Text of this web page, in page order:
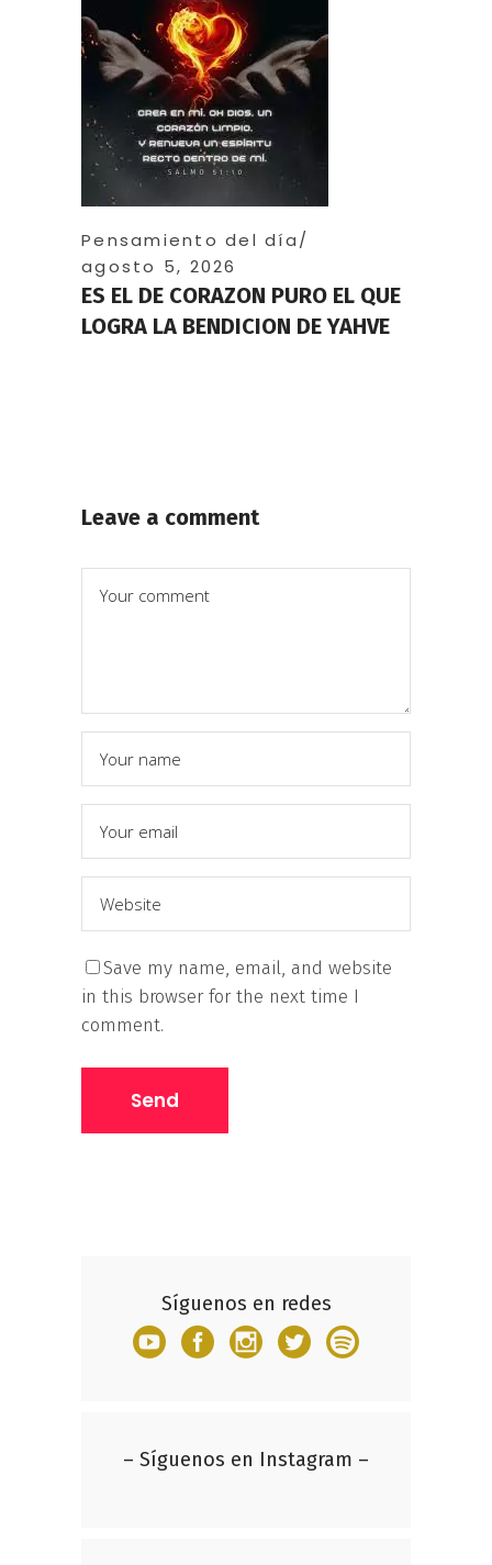
Pensamiento del día
agosto 5, 2026
ES EL DE CORAZON PURO EL QUE
LOGRA LA BENDICION DE YAHVE
Leave a comment
Save my name, email, and website
in this browser for the next time I
comment.
Síguenos en redes
– Síguenos en Instagram –